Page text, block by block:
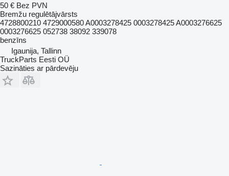
50 € Bez PVN
Bremžu regulētājvārsts
4728800210 4729000580 A0003278425 0003278425 A0003276625
0003276625 052738 38092 339078
benzīns
Igaunija, Tallinn
TruckParts Eesti OÜ
Sazināties ar pārdevēju